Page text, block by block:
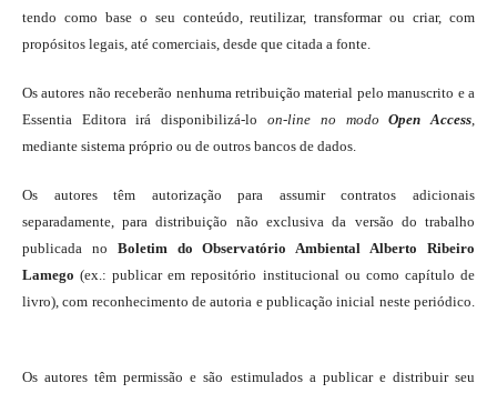
tendo como base o seu conteúdo, reutilizar, transformar ou criar, com
propósitos legais, até comerciais, desde que citada a fonte.
Os autores não receberão nenhuma retribuição material pelo manuscrito e a
Essentia Editora irá disponibilizá-lo on-line no modo Open Access
mediante sistema próprio ou de outros bancos de dados.
Os autores têm autorização para assumir contratos adicionais
separadamente, para distribuição não exclusiva da versão do trabalho
publicada no Boletim do Observatório Ambiental Alberto Ribeiro
Lamego (ex.: publicar em repositório institucional ou como capítulo de
livro), com reconhecimento de autoria e publicação inicial neste periódico.
Os autores têm permissão e são estimulados a publicar e distribuir seu